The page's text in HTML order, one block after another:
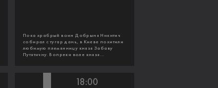
Пока храбрый воин Добрыня Никитич
собирал с тугар дань, в Киеве похитили
любимую племянницу князя Забаву
Путятичну. Вопреки воле князя...
18:00